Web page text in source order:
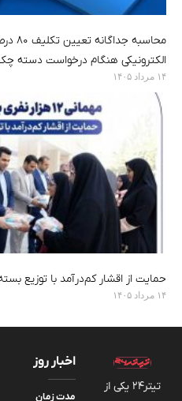
الکترونیکی هنگام درخواست دسته
۱۴ مرداد ۱۴۰۵
حمایت از اقشار کم‌درآمد با توزیع
۱۴ مرداد ۱۴۰۵
تیتر24 یکی از
اخبار روز
مدت‌ زمان